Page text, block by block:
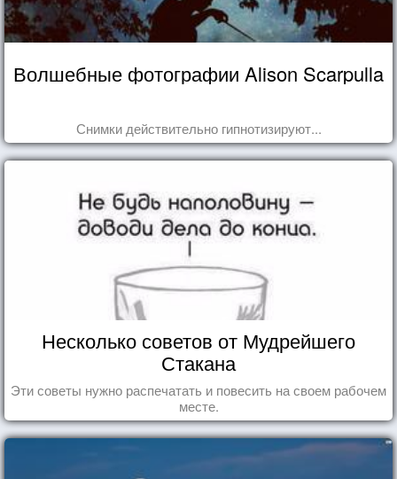
Волшебные фотографии Alison Scarpulla
Снимки действительно гипнотизируют...
Несколько советов от Мудрейшего
Стакана
Эти советы нужно распечатать и повесить на своем рабочем
месте.